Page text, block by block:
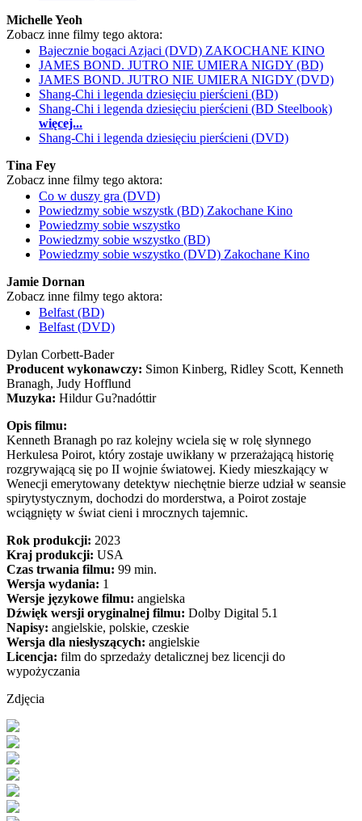
Michelle Yeoh
Zobacz inne filmy tego aktora:
Bajecznie bogaci Azjaci (DVD) ZAKOCHANE KINO
JAMES BOND. JUTRO NIE UMIERA NIGDY (BD)
JAMES BOND. JUTRO NIE UMIERA NIGDY (DVD)
Shang-Chi i legenda dziesięciu pierścieni (BD)
Shang-Chi i legenda dziesięciu pierścieni (BD Steelbook)
więcej...
Shang-Chi i legenda dziesięciu pierścieni (DVD)
Tina Fey
Zobacz inne filmy tego aktora:
Co w duszy gra (DVD)
Powiedzmy sobie wszystk (BD) Zakochane Kino
Powiedzmy sobie wszystko
Powiedzmy sobie wszystko (BD)
Powiedzmy sobie wszystko (DVD) Zakochane Kino
Jamie Dornan
Zobacz inne filmy tego aktora:
Belfast (BD)
Belfast (DVD)
Dylan Corbett-Bader
Producent wykonawczy: Simon Kinberg, Ridley Scott, Kenneth
Branagh, Judy Hofflund
Muzyka: Hildur Gu?nadóttir
Opis filmu:
Kenneth Branagh po raz kolejny wciela się w rolę słynnego
Herkulesa Poirot, który zostaje uwikłany w przerażającą historię
rozgrywającą się po II wojnie światowej. Kiedy mieszkający w
Wenecji emerytowany detektyw niechętnie bierze udział w seansie
spirytystycznym, dochodzi do morderstwa, a Poirot zostaje
wciągnięty w świat cieni i mrocznych tajemnic.
Rok produkcji: 2023
Kraj produkcji: USA
Czas trwania filmu: 99 min.
Wersja wydania: 1
Wersje językowe filmu: angielska
Dźwięk wersji oryginalnej filmu: Dolby Digital 5.1
Napisy: angielskie, polskie, czeskie
Wersja dla niesłyszących: angielskie
Licencja: film do sprzedaży detalicznej bez licencji do
wypożyczania
Zdjęcia